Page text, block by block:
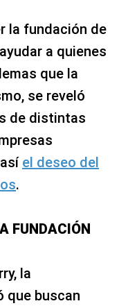
la fundación de
a quienes
que la
se reveló
de distintas
el deseo del
.
FUNDACIÓN
la
que buscan